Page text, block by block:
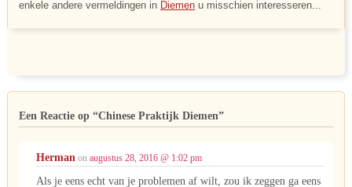
enkele andere vermeldingen in Diemen u misschien interesseren...
Een Reactie op “Chinese Praktijk Diemen”
Herman on augustus 28, 2016 @ 1:02 pm
Als je eens echt van je problemen af wilt, zou ik zeggen ga eens